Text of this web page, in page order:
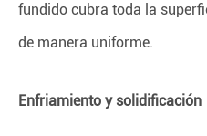
fundido cubra toda la
de manera uniforme.
Enfriamiento y solidificación